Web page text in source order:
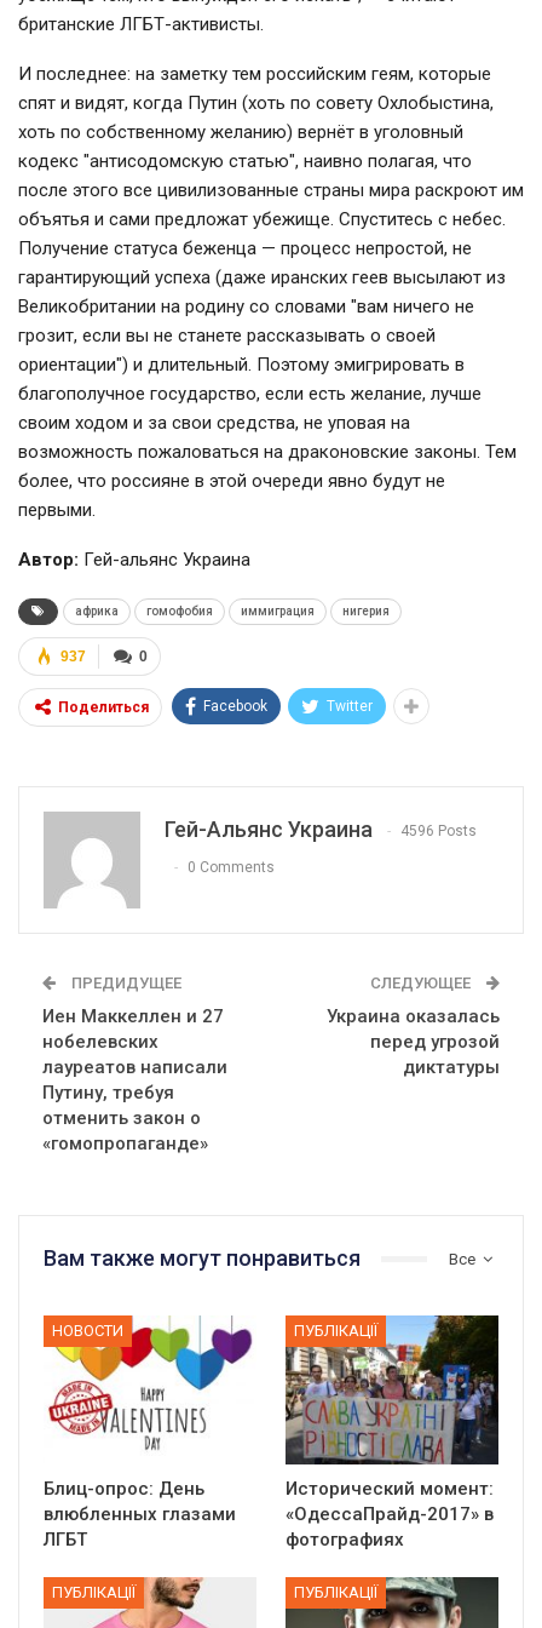
британские ЛГБТ-активисты.
И последнее: на заметку тем российским геям, которые
спят и видят, когда Путин (хоть по совету Охлобыстина,
хоть по собственному желанию) вернёт в уголовный
кодекс "антисодомскую статью", наивно полагая, что
после этого все цивилизованные страны мира раскроют им
объятья и сами предложат убежище. Спуститесь с небес.
Получение статуса беженца — процесс непростой, не
гарантирующий успеха (даже иранских геев высылают из
Великобритании на родину со словами "вам ничего не
грозит, если вы не станете рассказывать о своей
ориентации") и длительный. Поэтому эмигрировать в
благополучное государство, если есть желание, лучше
своим ходом и за свои средства, не уповая на
возможность пожаловаться на драконовские законы. Тем
более, что россияне в этой очереди явно будут не
первыми.
Автор: Гей-альянс Украина
африка гомофобия иммиграция нигерия
0
937
Поделиться Facebook Twitter
Гей-Альянс Украина 4596 Posts
0 Comments
ПРЕДИДУЩЕЕ
Иен Маккеллен и 27
нобелевских
лауреатов написали
Путину, требуя
отменить закон о
«гомопропаганде»
СЛЕДУЮЩЕЕ
Украина оказалась
перед угрозой
диктатуры
Все
Вам также могут понравиться
НОВОСТИ
Блиц-опрос: День
влюбленных глазами
ЛГБТ
ПУБЛІКАЦІЇ
Исторический момент:
«ОдессаПрайд-2017» в
фотографиях
ПУБЛІКАЦІЇ ПУБЛІКАЦІЇ